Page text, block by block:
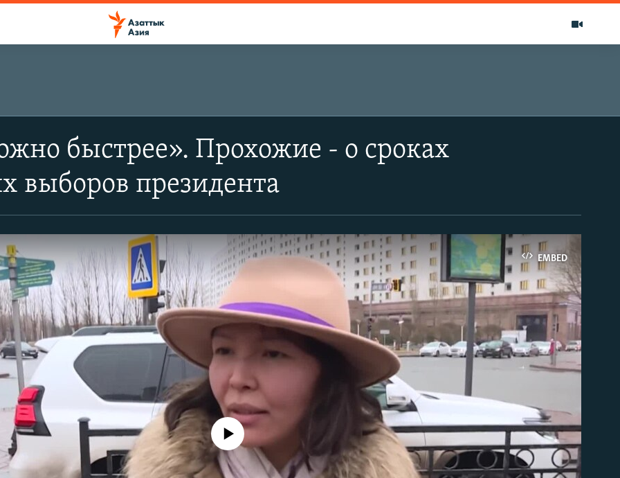
быстрее». Прохожие - о сроках
выборов президента
EMBED
No media source currently available